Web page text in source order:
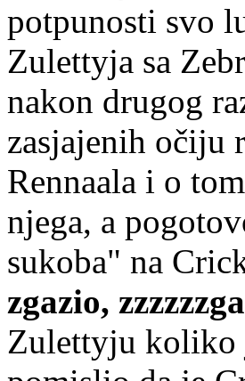
potpunosti svo
Zulettyja sa
nakon drugog
zasjajenih očiju
Rennaala i o
njega, a
sukoba" na
zgazio,
Zulettyju koliko